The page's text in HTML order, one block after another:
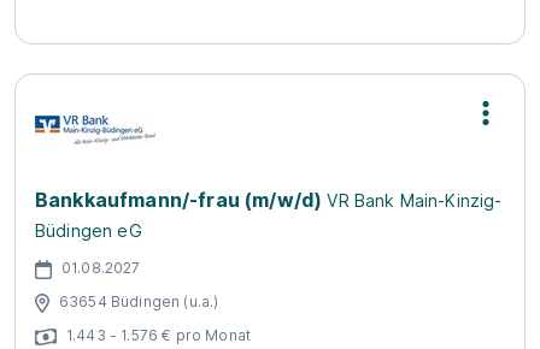
Bankkaufmann/-frau (m/w/d) VR Bank Main-Kinzig-
Büdingen eG
01.08.2027
63654 Büdingen (u.a.)
1.443 - 1.576 € pro Monat